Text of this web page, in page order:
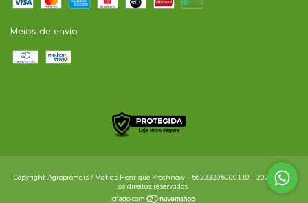
Meios de envio
Copyright Agropromais / Matias Henrique Prochnow - 56223295000110 - 2026. Todos
os direitos reservados.